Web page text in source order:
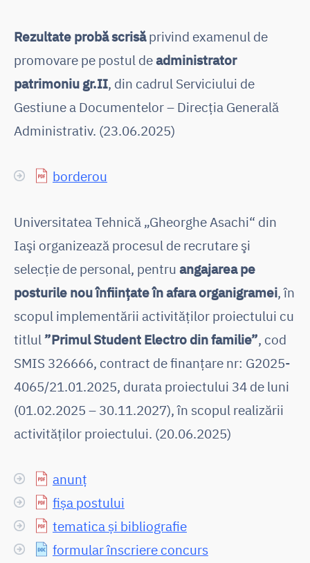
Rezultate probă scrisăprivind examenul de
promovare pe postul deadministrator
patrimoniu gr.II, din cadrul Serviciului de
Gestiune a Documentelor – Direcția Generală
Administrativ. (23.06.2025)
borderou
Universitatea Tehnică „Gheorghe Asachi“ din
Iaşi organizează procesul de recrutare şi
selecţie de personal, pentru angajarea pe
posturile nou înfiinţate în afara organigramei, în
scopul implementării activităţilor proiectului cu
titlul ”Primul Student Electro din familie”, cod
SMIS 326666, contract de finanțare nr: G2025-
4065/21.01.2025, durata proiectului 34 de luni
(01.02.2025 – 30.11.2027), în scopul realizării
activităților proiectului. (20.06.2025)
anunț
fișa postului
tematica și bibliografie
formular înscriere concurs